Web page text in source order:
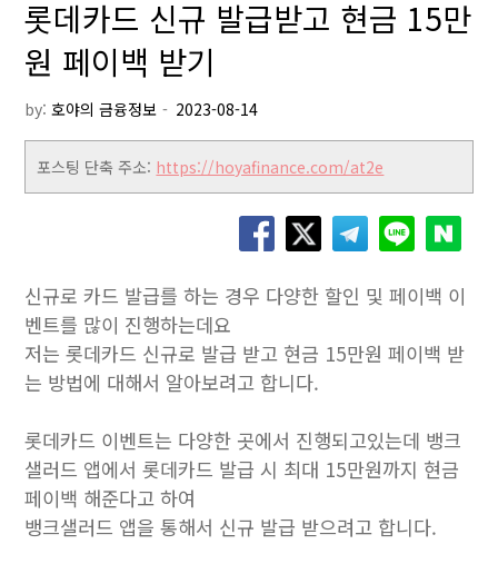
롯데카드 신규 발급받고 현금 15만
원 페이백 받기
by:호야의 금융정보
포스팅 단축 주소: https://hoyafinance.com/at2e
신규로 카드 발급를 하는 경우 다양한 할인 및 페이백 이
벤트를 많이 진행하는데요
저는 롯데카드 신규로 발급 받고 현금 15만원 페이백 받
는 방법에 대해서 알아보려고 합니다.
롯데카드 이벤트는 다양한 곳에서 진행되고있는데 뱅크
샐러드 앱에서 롯데카드 발급 시 최대 15만원까지 현금
페이백 해준다고 하여
뱅크샐러드 앱을 통해서 신규 발급 받으려고 합니다.